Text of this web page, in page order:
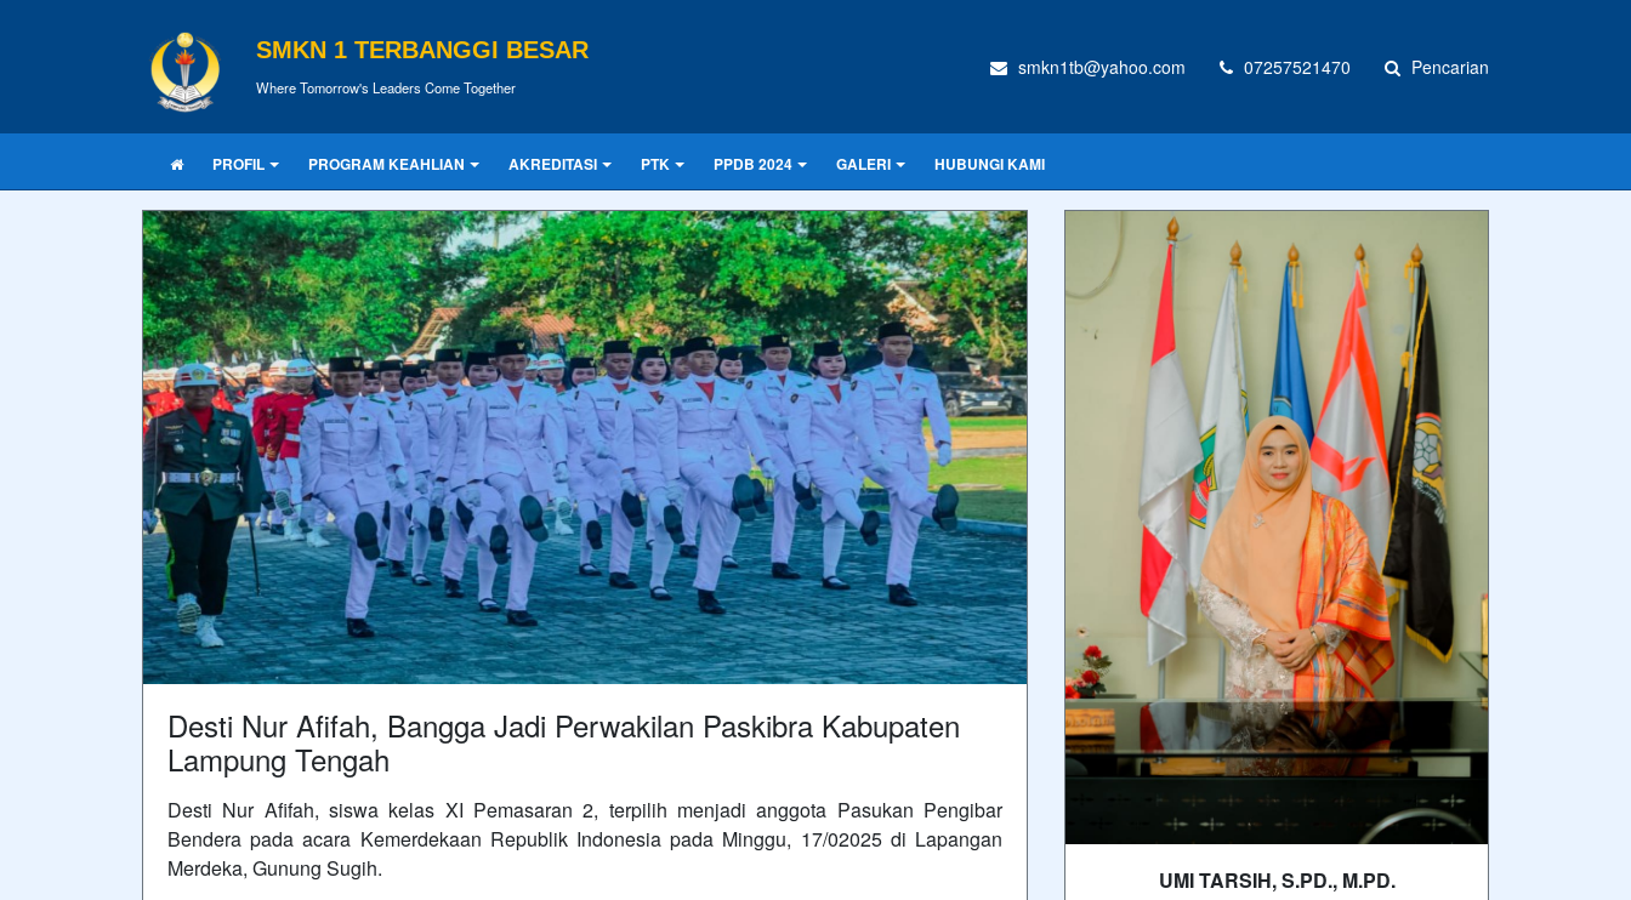
SMKN 1 TERBANGGI BESAR
Where Tomorrow's Leaders Come Together
smkn1tb@yahoo.com 07257521470 Pencarian
PROFIL PROGRAM KEAHLIAN AKREDITASI PTK PPDB 2024 GALERI HUBUNGI KAMI
Desti Nur Afifah, Bangga Jadi Perwakilan Paskibra Kabupaten
Lampung Tengah
Desti Nur Afifah, siswa kelas XI Pemasaran 2, terpilih menjadi anggota Pasukan Pengibar
Bendera pada acara Kemerdekaan Republik Indonesia pada Minggu, 17/02025 di Lapangan
Merdeka, Gunung Sugih.
UMI TARSIH, S.PD., M.PD.